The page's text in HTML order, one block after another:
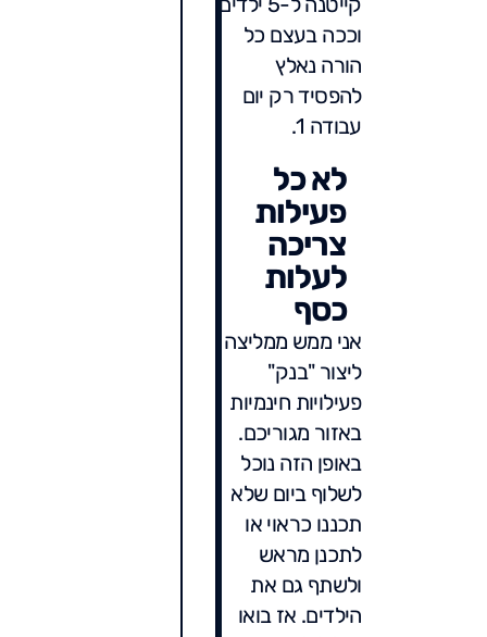
וככה בעצם כל
הורה נאלץ
להפסיד רק יום
עבודה 1.
לא כל
פעילות
צריכה
לעלות
כסף
אני ממש ממליצה
ליצור "בנק"
פעילויות חינמיות
באזור מגוריכם.
באופן הזה נוכל
לשלוף ביום שלא
תכננו כראוי או
לתכנן מראש
ולשתף גם את
הילדים. אז בואו